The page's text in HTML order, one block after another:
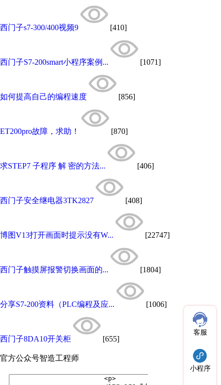
西门子s7-300/400视频9 [410]
西门子S7-200smart小程序案例... [1071]
如何提高自己的编程速度 [856]
ET200pro故障，求助！ [870]
求STEP7 子程序 解 密的方法... [406]
西门子安全继电器3TK2827 [408]
博图V13打开画面时提示没有W... [22747]
西门子触摸屏报警切换画面的... [1804]
分享S7-200资料（PLC编程及应... [1006]
西门子8DA10开关柜 [655]
官方公众号智造工程师
客服
小程序